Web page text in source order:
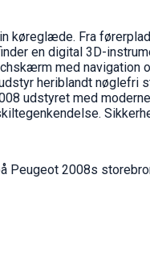
køreglæde. Fra
en digital 3D-
med navigation
heriblandt nøglefri
udstyret med
Peugeot 2008s